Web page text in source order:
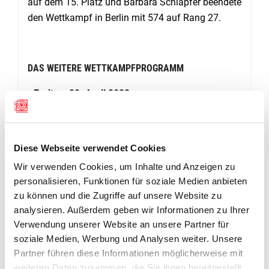
Diese Webseite verwendet Cookies
Wir verwenden Cookies, um Inhalte und Anzeigen zu
personalisieren, Funktionen für soziale Medien anbieten
zu können und die Zugriffe auf unsere Website zu
analysieren. Außerdem geben wir Informationen zu Ihrer
Verwendung unserer Website an unsere Partner für
soziale Medien, Werbung und Analysen weiter. Unsere
Partner führen diese Informationen möglicherweise mit
den Wettkampf in Berlin mit 574 auf Rang 27.
DAS WEITERE WETTKAMPFPROGRAMM
Freitag, 29. April 2022
Samstag, 30. April 2022
Sonntag, 1. Mai 2022
Gewehr 50m liegend Frauen, ab 09:00 Uhr
Liveresultate:https://live.adlershoferfuechse.de
RANGLISTEN